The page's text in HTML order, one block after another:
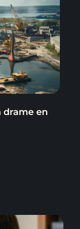
drame en